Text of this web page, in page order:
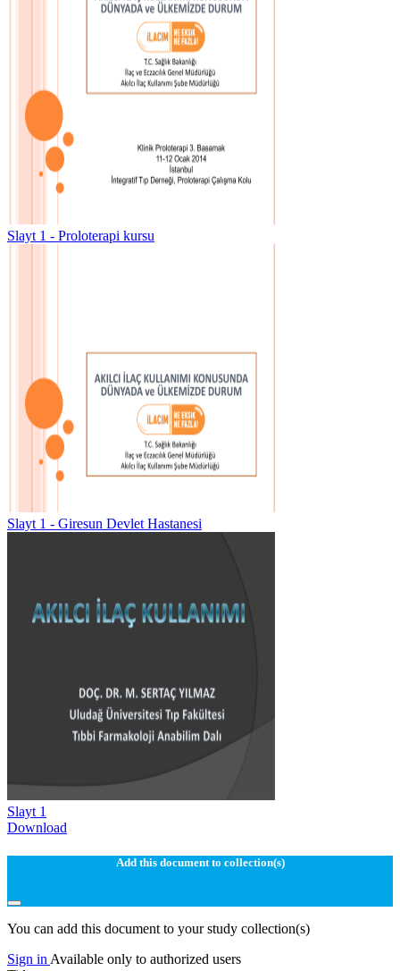
Slayt 1 - Proloterapi kursu
Slayt 1 - Giresun Devlet Hastanesi
Slayt 1
Download
Add this document to collection(s)
You can add this document to your study collection(s)
Sign in Available only to authorized users